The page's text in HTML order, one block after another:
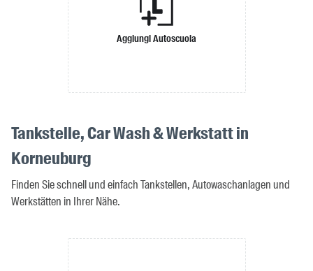
Aggiungi Autoscuola
Tankstelle, Car Wash & Werkstatt in
Korneuburg
Finden Sie schnell und einfach Tankstellen, Autowaschanlagen und
Werkstätten in Ihrer Nähe.